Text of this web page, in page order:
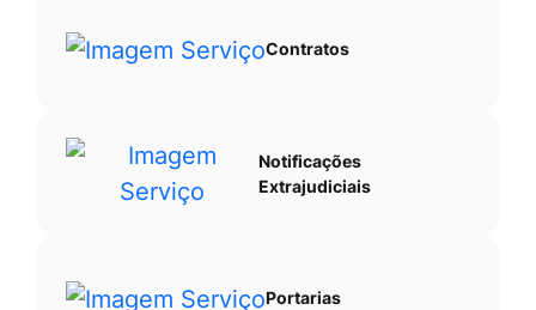
Contratos
Notificações
Extrajudiciais
Portarias